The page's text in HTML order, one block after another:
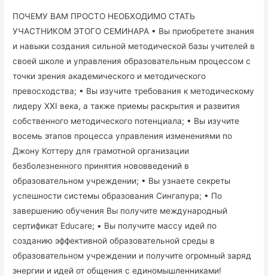
ПОЧЕМУ ВАМ ПРОСТО НЕОБХОДИМО СТАТЬ
УЧАСТНИКОМ ЭТОГО СЕМИНАРА • Вы приобретете знания
и навыки создания сильной методической базы учителей в
своей школе и управления образовательным процессом с
точки зрения академического и методического
превосходства; • Вы изучите требования к методическому
лидеру XXI века, а также приемы раскрытия и развития
собственного методического потенциала; • Вы изучите
восемь этапов процесса управления изменениями по
Джону Коттеру для грамотной организации
безболезненного принятия нововведений в
образовательном учреждении; • Вы узнаете секреты
успешности системы образования Сингапура; • По
завершению обучения Вы получите международный
сертификат Educare; • Вы получите массу идей по
созданию эффективной образовательной среды в
образовательном учреждении и получите огромный заряд
энергии и идей от общения с единомышленниками!